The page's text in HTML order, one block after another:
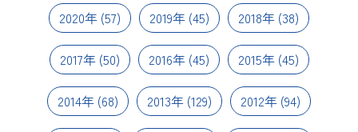
2020年 (57) 2019年 (45) 2018年 (38)
2017年(50) 2016年(45) 2015年(45)
2014年 (68) 2013年 (129) 2012年 (94)